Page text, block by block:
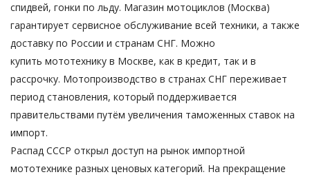
спидвей, гонки по льду. Магазин мотоциклов (Москва)
гарантирует сервисное обслуживание всей техники, а также
доставку по России и странам СНГ. Можно
купить мототехнику в Москве, как в кредит, так и в
рассрочку. Мотопроизводство в странах СНГ переживает
период становления, который поддерживается
правительствами путём увеличения таможенных ставок на
импорт.
Распад СССР открыл доступ на рынок импортной
мототехнике разных ценовых категорий. На прекращение